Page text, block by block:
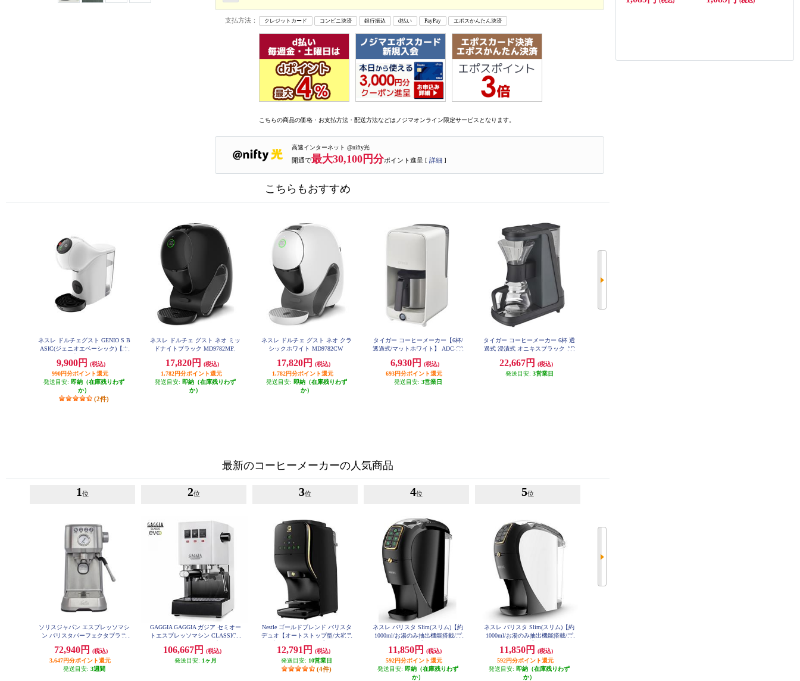
支払方法： クレジットカード コンビニ決済 銀行振込 d払い PayPay エポスかんたん決済
こちらの商品の価格・お支払方法・配送方法などはノジマオンライン限定サービスとなります。
高速インターネット @nifty光
開通で最大30,100円分ポイント進呈 [ 詳細 ]
こちらもおすすめ
ネスレ ドルチェグスト GENIO S B
ASIC(ジェニオエベーシック)【ホ
9,900円
(税込)
990円分ポイント還元
発送目安: 即納（在庫残りわず
か）
(2件)
ネスレ ドルチェ グスト ネオ ミッ
ドナイトブラック MD9782MB
17,820円
(税込)
1,782円分ポイント還元
発送目安: 即納（在庫残りわず
か）
ネスレ ドルチェ グスト ネオ クラ
シックホワイト MD9782CW
17,820円
(税込)
1,782円分ポイント還元
発送目安: 即納（在庫残りわず
か）
タイガー コーヒーメーカー【6杯/
透過式/マットホワイト】 ADC-G0
6,930円
(税込)
693円分ポイント還元
発送目安: 3営業日
タイガー コーヒーメーカー 6杯 透
過式 浸漬式 オニキスブラック AD
22,667円
(税込)
発送目安: 3営業日
最新のコーヒーメーカーの人気商品
1 位
ソリスジャパン エスプレッソマシ
ン バリスタパーフェクタプラス
72,940円
(税込)
3,647円分ポイント還元
発送目安: 3週間
2位
GAGGIA GAGGIA ガジア セミオー
トエスプレッソマシン CLASSIC e
イト SIN035R-WH
106,667円
(税込)
発送目安: 1ヶ月
3位
Nestle ゴールドブレンド バリスタ
デュオ【オートストップ型/大容量
7PB
12,791円
(税込)
発送目安: 10営業日
(4件)
4位
ネスレ バリスタ Slim(スリム)【約
1000ml/お湯のみ抽出機能搭載/プ
11,850円
(税込)
592円分ポイント還元
発送目安: 即納（在庫残りわず
か）
5位
ネスレ バリスタ Slim(スリム)【約
1000ml/お湯のみ抽出機能搭載/プ
11,850円
(税込)
592円分ポイント還元
発送目安: 即納（在庫残りわず
か）